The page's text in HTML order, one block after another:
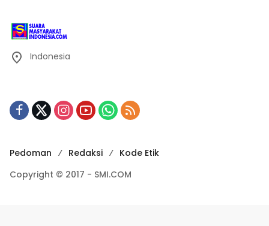
Indonesia
Pedoman Redaksi
Kode Etik
Copyright © 2017 - SMI.COM